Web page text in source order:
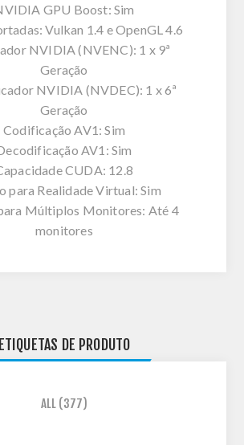
GPU Boost: Sim
Vulkan 1.4 e OpenGL 4.6
NVIDIA (NVENC): 1 x 9ª
Geração
NVIDIA (NVDEC): 1 x 6ª
Geração
Codificação AV1: Sim
AV1: Sim
CUDA: 12.8
para Realidade Virtual: Sim
Múltiplos Monitores: Até 4
monitores
ETIQUETAS DE PRODUTO
ALL (377)